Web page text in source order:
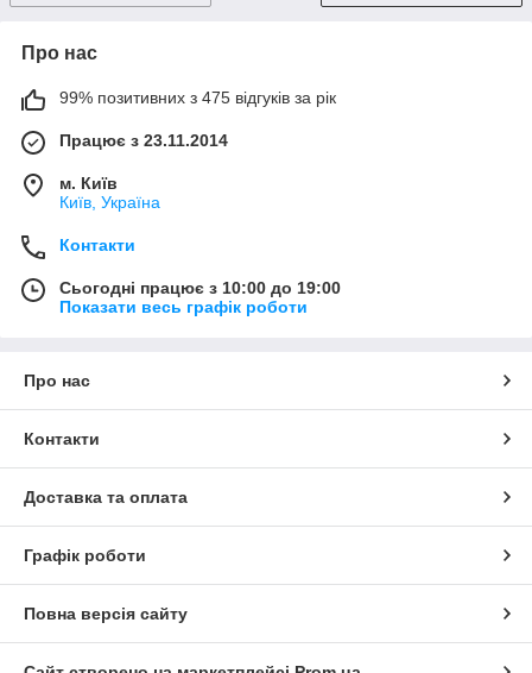
Про нас
99% позитивних з 475 відгуків за рік
Працює з 23.11.2014
м. Київ
Київ, Україна
Контакти
Сьогодні працює з 10:00 до 19:00
Показати весь графік роботи
Про нас
Контакти
Доставка та оплата
Графік роботи
Повна версія сайту